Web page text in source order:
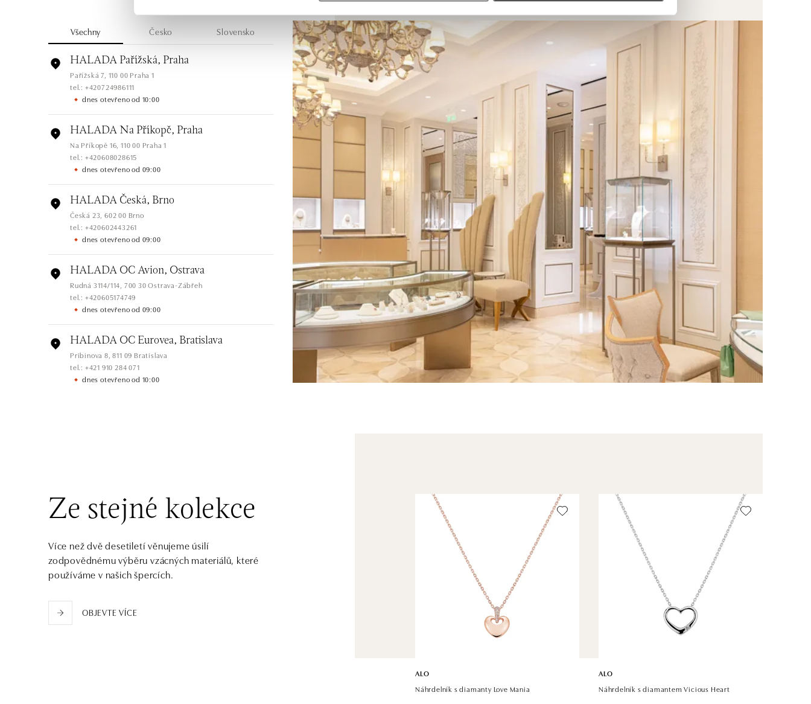
Všechny Česko Slovensko
HALADA Pařížská, Praha
Pařížská 7, 110 00 Praha 1
tel.: +420724986111
dnes otevřeno od 10:00
HALADA Na Příkopě, Praha
Na Příkopě 16, 110 00 Praha 1
tel.: +420608028615
dnes otevřeno od 09:00
HALADA Česká, Brno
Česká 23, 602 00 Brno
tel.: +420602443261
dnes otevřeno od 09:00
HALADA OC Avion, Ostrava
Rudná 3114/114, 700 30 Ostrava-Zábřeh
tel.: +420605174749
dnes otevřeno od 09:00
HALADA OC Eurovea, Bratislava
Pribinova 8, 811 09 Bratislava
tel.: +421 910 284 071
dnes otevřeno od 10:00
Einsteinova 18, 851 01 Bratislava
tel.: +421 917 090 891
dnes otevřeno od 10:00
Ze stejné kolekce
Více než dvě desetiletí věnujeme úsilí
zodpovědnému výběru vzácných materiálů, které
používáme v našich špercích.
OBJEVTE VÍCE
ALO
Náhrdelník s diamanty Love Mania
ALO
Náhrdelník s diamantem Vicious Heart